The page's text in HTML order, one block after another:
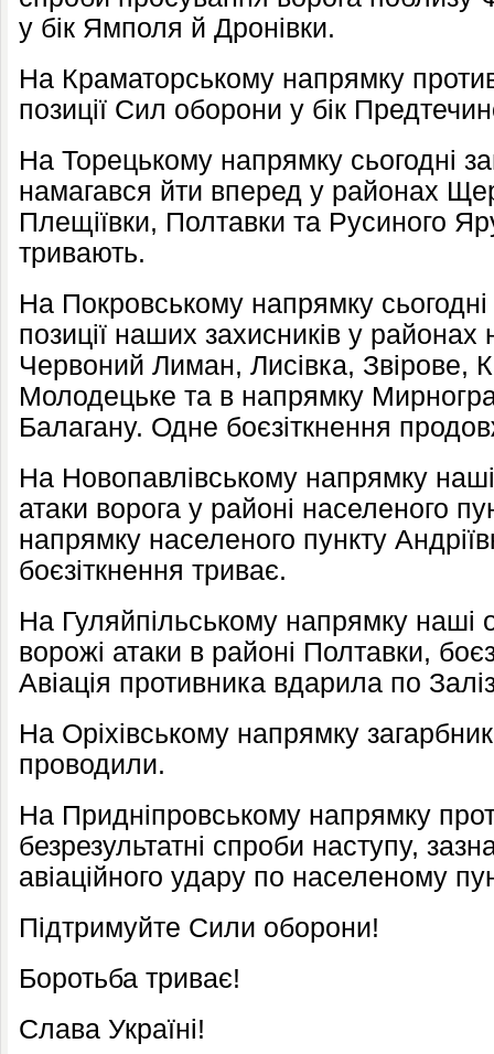
у бік Ямполя й Дронівки.
На Краматорському напрямку
позиції Сил оборони у бік
На Торецькому напрямку сьогодні
намагався йти вперед у районах
Плещіївки, Полтавки та Русиного
тривають.
На Покровському напрямку сьогодні
позиції наших захисників у районах
Червоний Лиман, Лисівка, Звірове,
Молодецьке та в напрямку
Балагану. Одне боєзіткнення
На Новопавлівському напрямку
атаки ворога у районі населеного
напрямку населеного пункту
боєзіткнення триває.
На Гуляйпільському напрямку наші
ворожі атаки в районі Полтавки,
Авіація противника вдарила по
На Оріхівському напрямку
проводили.
На Придніпровському напрямку
безрезультатні спроби наступу,
авіаційного удару по населеному
Підтримуйте Сили оборони!
Боротьба триває!
Слава Україні!